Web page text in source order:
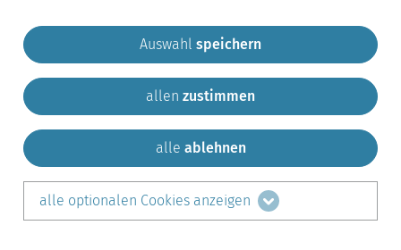
Gemeinde Krailling Impressum
Sitemap
Kontakt
teilen auf:
LinkedIn
Auswahl speichern
allen zustimmen
alle ablehnen
alle optionalen Cookies anzeigen